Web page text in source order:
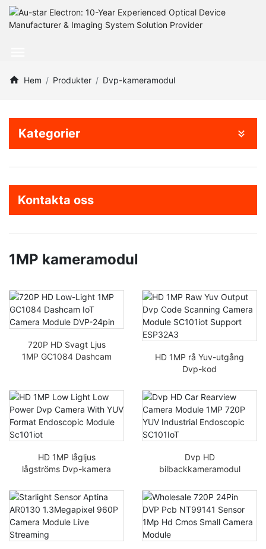
Hem Produkter Dvp-kameramodul
Kategorier
Kontakta oss
1MP kameramodul
720P HD Svagt Ljus
1MP GC1084 Dashcam
HD 1MP rå Yuv-utgång
Dvp-kod
SC101iot stöd ESP32A3
HD 1MP lågljus
lågströms Dvp-kamera
endoskopisk modul
SC101iot
Dvp HD
bilbackkameramodul
Industriell endoskopisk
SC101IoT